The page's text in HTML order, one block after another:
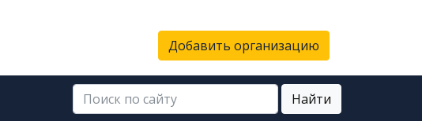
Добавить организацию
Найти